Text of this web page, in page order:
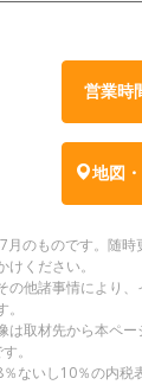
営業時
地図
のものです。随時
ください。
他諸事情により
は取材先から本ペ
。
ないし10％の内税